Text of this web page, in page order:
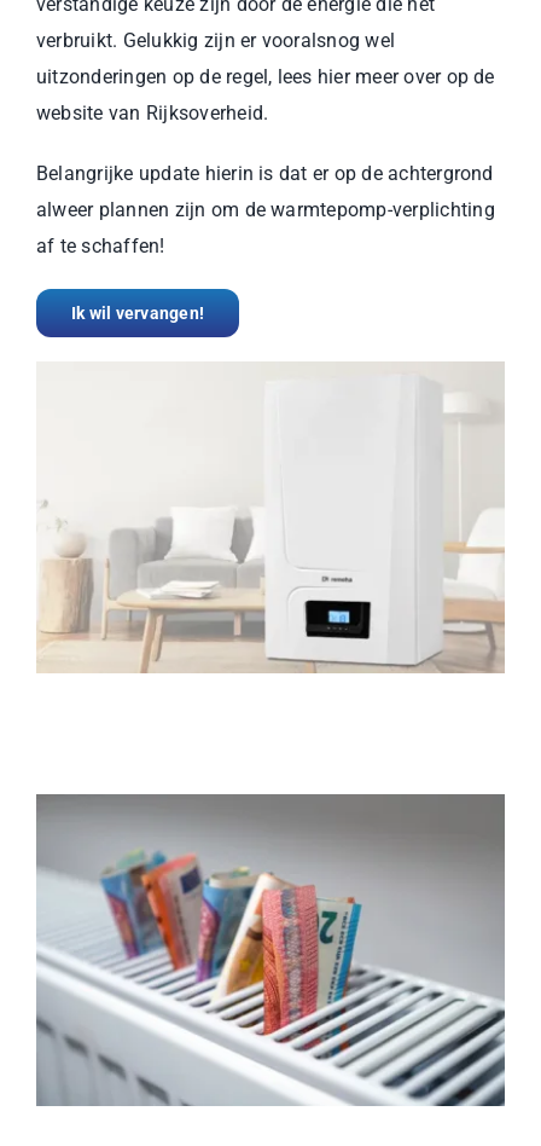
verbruikt. Gelukkig zijn er vooralsnog wel
uitzonderingen op de regel, lees hier meer over op de
website van Rijksoverheid.
Belangrijke update hierin is dat er op de achtergrond
alweer plannen zijn om de warmtepomp-verplichting
af te schaffen!
Ik wil vervangen!